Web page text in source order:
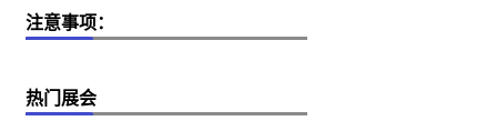
注意事项：
热门展会